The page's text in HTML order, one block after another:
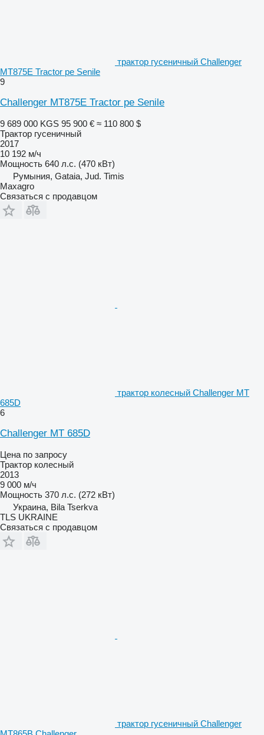
трактор гусеничный Challenger
MT875E Tractor pe Senile
9
Challenger MT875E Tractor pe Senile
9 689 000 KGS 95 900 € ≈ 110 800 $
Трактор гусеничный
2017
10 192 м/ч
Мощность 640 л.с. (470 кВт)
Румыния, Gataia, Jud. Timis
Maxagro
Связаться с продавцом
трактор колесный Challenger MT
685D
6
Challenger MT 685D
Цена по запросу
Трактор колесный
2013
9 000 м/ч
Мощность 370 л.с. (272 кВт)
Украина, Bila Tserkva
TLS UKRAINE
Связаться с продавцом
трактор гусеничный Challenger